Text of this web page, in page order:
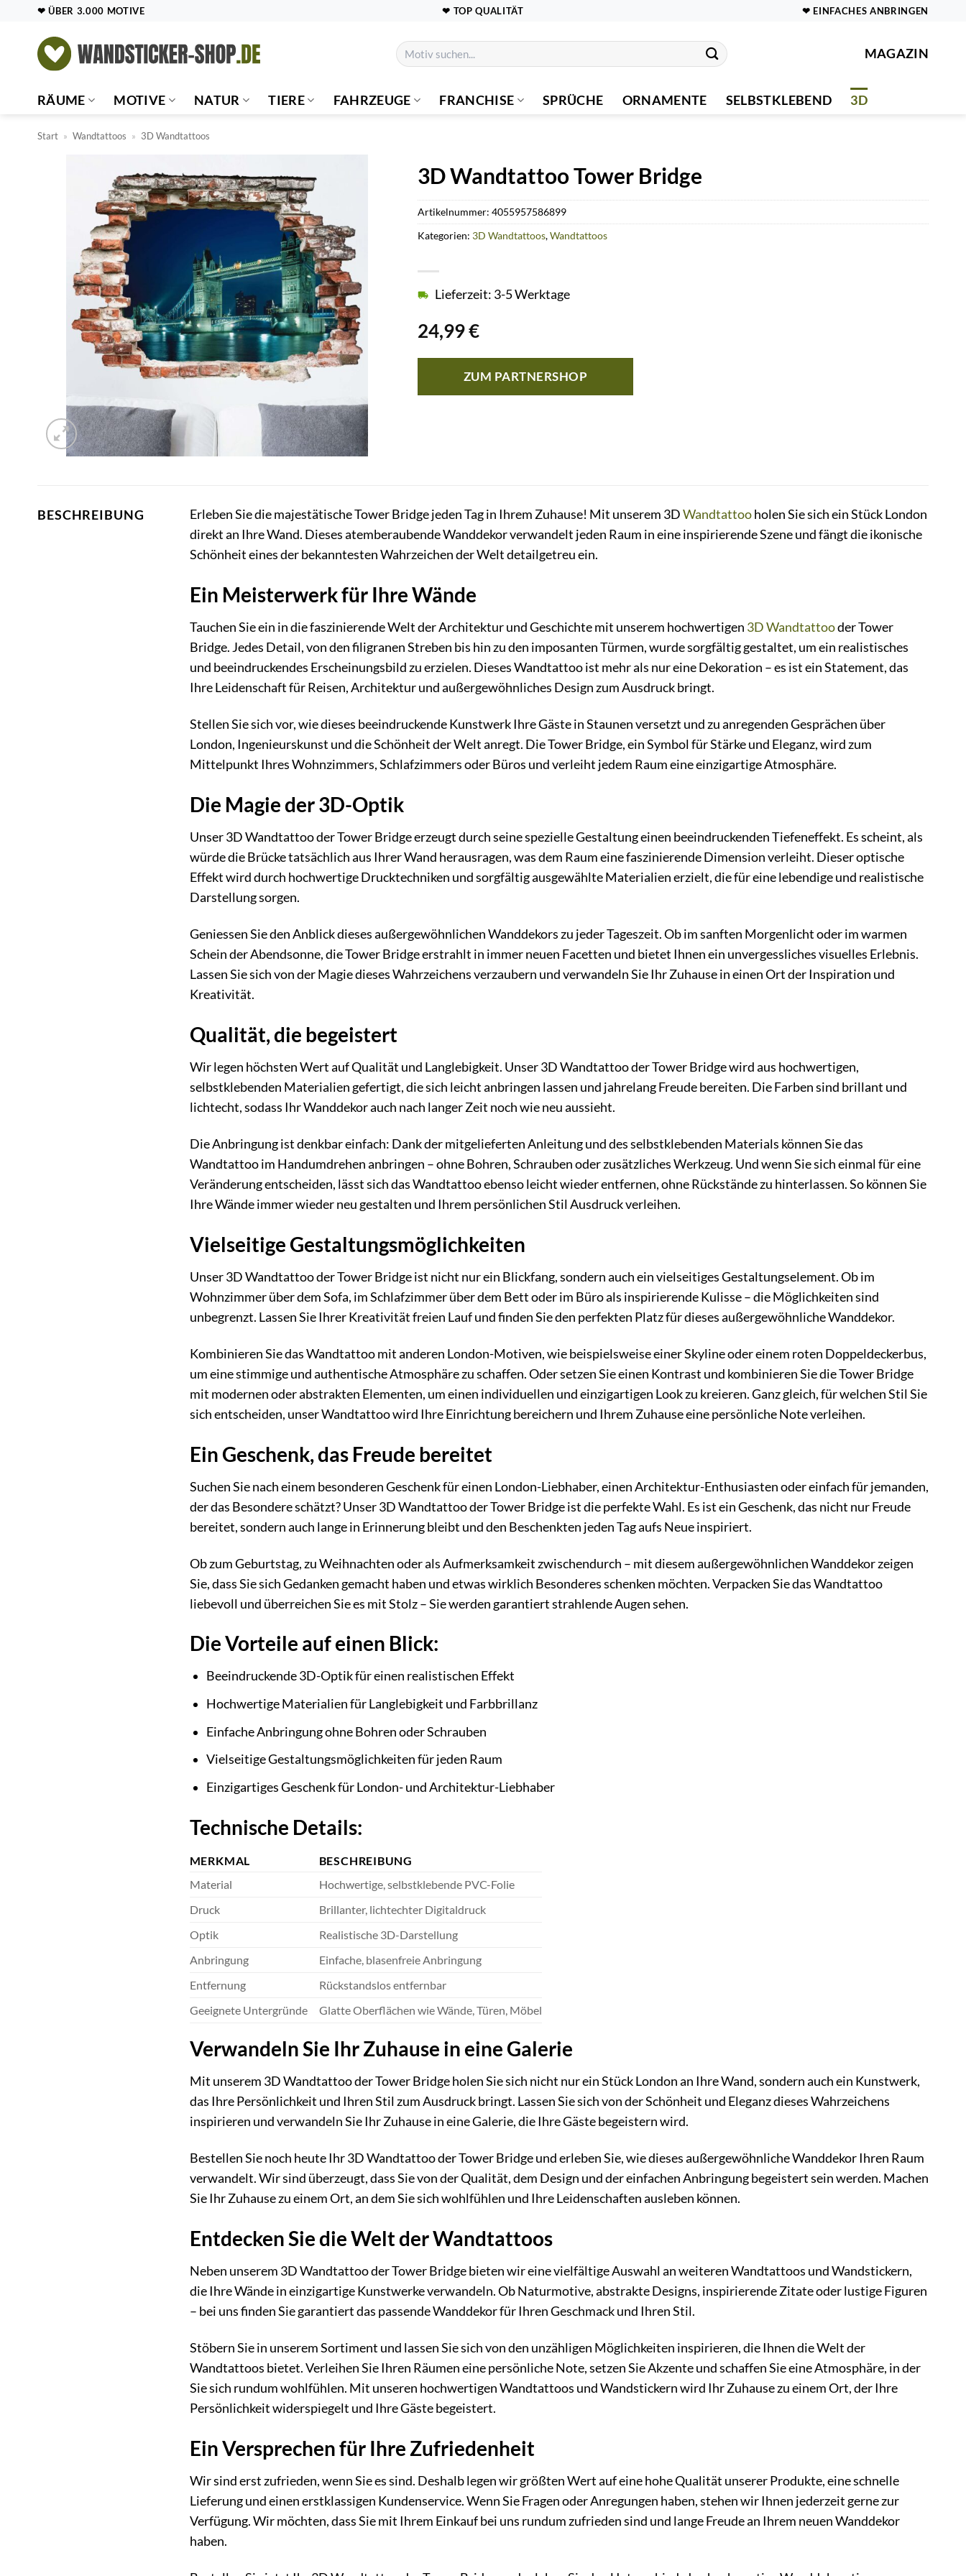
springen
❤ ÜBER 3.000 MOTIVE ❤ TOP QUALITÄT ❤ EINFACHES ANBRINGEN
Suchen
nach:
MAGAZIN
RÄUME MOTIVE NATUR TIERE FAHRZEUGE FRANCHISE SPRÜCHE ORNAMENTE SELBSTKLEBEND 3D
Start » Wandtattoos » 3D Wandtattoos
3D Wandtattoo Tower Bridge
24,99€
Lieferzeit: 3-5 Werktage
ZUM PARTNERSHOP
Artikelnummer:4055957586899
Kategorien: 3D Wandtattoos,Wandtattoos
BESCHREIBUNG Erleben Sie die majestätische Tower Bridge jeden Tag in Ihrem Zuhause! Mit unserem 3DWandtattooholen Sie sich ein Stück London
direkt an Ihre Wand. Dieses atemberaubende Wanddekor verwandelt jeden Raum in eine inspirierende Szene und fängt die ikonische
Schönheit eines der bekanntesten Wahrzeichen der Welt detailgetreu ein.
Ein Meisterwerk für Ihre Wände
Tauchen Sie ein in die faszinierende Welt der Architektur und Geschichte mit unserem hochwertigen 3D Wandtattooder Tower
Bridge. Jedes Detail, von den filigranen Streben bis hin zu den imposanten Türmen, wurde sorgfältig gestaltet, um ein realistisches
und beeindruckendes Erscheinungsbild zu erzielen. Dieses Wandtattoo ist mehr als nur eine Dekoration – es ist ein Statement, das
Ihre Leidenschaft für Reisen, Architektur und außergewöhnliches Design zum Ausdruck bringt.
Stellen Sie sich vor, wie dieses beeindruckende Kunstwerk Ihre Gäste in Staunen versetzt und zu anregenden Gesprächen über
London, Ingenieurskunst und die Schönheit der Welt anregt. Die Tower Bridge, ein Symbol für Stärke und Eleganz, wird zum
Mittelpunkt Ihres Wohnzimmers, Schlafzimmers oder Büros und verleiht jedem Raum eine einzigartige Atmosphäre.
Die Magie der 3D-Optik
Unser 3D Wandtattoo der Tower Bridge erzeugt durch seine spezielle Gestaltung einen beeindruckenden Tiefeneffekt. Es scheint, als
würde die Brücke tatsächlich aus Ihrer Wand herausragen, was dem Raum eine faszinierende Dimension verleiht. Dieser optische
Effekt wird durch hochwertige Drucktechniken und sorgfältig ausgewählte Materialien erzielt, die für eine lebendige und realistische
Darstellung sorgen.
Geniessen Sie den Anblick dieses außergewöhnlichen Wanddekors zu jeder Tageszeit. Ob im sanften Morgenlicht oder im warmen
Schein der Abendsonne, die Tower Bridge erstrahlt in immer neuen Facetten und bietet Ihnen ein unvergessliches visuelles Erlebnis.
Lassen Sie sich von der Magie dieses Wahrzeichens verzaubern und verwandeln Sie Ihr Zuhause in einen Ort der Inspiration und
Kreativität.
Qualität, die begeistert
Wir legen höchsten Wert auf Qualität und Langlebigkeit. Unser 3D Wandtattoo der Tower Bridge wird aus hochwertigen,
selbstklebenden Materialien gefertigt, die sich leicht anbringen lassen und jahrelang Freude bereiten. Die Farben sind brillant und
lichtecht, sodass Ihr Wanddekor auch nach langer Zeit noch wie neu aussieht.
Die Anbringung ist denkbar einfach: Dank der mitgelieferten Anleitung und des selbstklebenden Materials können Sie das
Wandtattoo im Handumdrehen anbringen – ohne Bohren, Schrauben oder zusätzliches Werkzeug. Und wenn Sie sich einmal für eine
Veränderung entscheiden, lässt sich das Wandtattoo ebenso leicht wieder entfernen, ohne Rückstände zu hinterlassen. So können Sie
Ihre Wände immer wieder neu gestalten und Ihrem persönlichen Stil Ausdruck verleihen.
Vielseitige Gestaltungsmöglichkeiten
Unser 3D Wandtattoo der Tower Bridge ist nicht nur ein Blickfang, sondern auch ein vielseitiges Gestaltungselement. Ob im
Wohnzimmer über dem Sofa, im Schlafzimmer über dem Bett oder im Büro als inspirierende Kulisse – die Möglichkeiten sind
unbegrenzt. Lassen Sie Ihrer Kreativität freien Lauf und finden Sie den perfekten Platz für dieses außergewöhnliche Wanddekor.
Kombinieren Sie das Wandtattoo mit anderen London-Motiven, wie beispielsweise einer Skyline oder einem roten Doppeldeckerbus,
um eine stimmige und authentische Atmosphäre zu schaffen. Oder setzen Sie einen Kontrast und kombinieren Sie die Tower Bridge
mit modernen oder abstrakten Elementen, um einen individuellen und einzigartigen Look zu kreieren. Ganz gleich, für welchen Stil Sie
sich entscheiden, unser Wandtattoo wird Ihre Einrichtung bereichern und Ihrem Zuhause eine persönliche Note verleihen.
Ein Geschenk, das Freude bereitet
Suchen Sie nach einem besonderen Geschenk für einen London-Liebhaber, einen Architektur-Enthusiasten oder einfach für jemanden,
der das Besondere schätzt? Unser 3D Wandtattoo der Tower Bridge ist die perfekte Wahl. Es ist ein Geschenk, das nicht nur Freude
bereitet, sondern auch lange in Erinnerung bleibt und den Beschenkten jeden Tag aufs Neue inspiriert.
Ob zum Geburtstag, zu Weihnachten oder als Aufmerksamkeit zwischendurch – mit diesem außergewöhnlichen Wanddekor zeigen
Sie, dass Sie sich Gedanken gemacht haben und etwas wirklich Besonderes schenken möchten. Verpacken Sie das Wandtattoo
liebevoll und überreichen Sie es mit Stolz – Sie werden garantiert strahlende Augen sehen.
Die Vorteile auf einen Blick:
Beeindruckende 3D-Optik für einen realistischen Effekt
Hochwertige Materialien für Langlebigkeit und Farbbrillanz
Einfache Anbringung ohne Bohren oder Schrauben
Vielseitige Gestaltungsmöglichkeiten für jeden Raum
Einzigartiges Geschenk für London- und Architektur-Liebhaber
Technische Details:
MERKMAL
BESCHREIBUNG
Material
Hochwertige, selbstklebende PVC-Folie
Druck
Brillanter, lichtechter Digitaldruck
Optik
Realistische 3D-Darstellung
Anbringung
Einfache, blasenfreie Anbringung
Entfernung
Rückstandslos entfernbar
Geeignete Untergründe
Glatte Oberflächen wie Wände, Türen, Möbel
Verwandeln Sie Ihr Zuhause in eine Galerie
Mit unserem 3D Wandtattoo der Tower Bridge holen Sie sich nicht nur ein Stück London an Ihre Wand, sondern auch ein Kunstwerk,
das Ihre Persönlichkeit und Ihren Stil zum Ausdruck bringt. Lassen Sie sich von der Schönheit und Eleganz dieses Wahrzeichens
inspirieren und verwandeln Sie Ihr Zuhause in eine Galerie, die Ihre Gäste begeistern wird.
Bestellen Sie noch heute Ihr 3D Wandtattoo der Tower Bridge und erleben Sie, wie dieses außergewöhnliche Wanddekor Ihren Raum
verwandelt. Wir sind überzeugt, dass Sie von der Qualität, dem Design und der einfachen Anbringung begeistert sein werden. Machen
Sie Ihr Zuhause zu einem Ort, an dem Sie sich wohlfühlen und Ihre Leidenschaften ausleben können.
Entdecken Sie die Welt der Wandtattoos
Neben unserem 3D Wandtattoo der Tower Bridge bieten wir eine vielfältige Auswahl an weiteren Wandtattoos und Wandstickern,
die Ihre Wände in einzigartige Kunstwerke verwandeln. Ob Naturmotive, abstrakte Designs, inspirierende Zitate oder lustige Figuren
– bei uns finden Sie garantiert das passende Wanddekor für Ihren Geschmack und Ihren Stil.
Stöbern Sie in unserem Sortiment und lassen Sie sich von den unzähligen Möglichkeiten inspirieren, die Ihnen die Welt der
Wandtattoos bietet. Verleihen Sie Ihren Räumen eine persönliche Note, setzen Sie Akzente und schaffen Sie eine Atmosphäre, in der
Sie sich rundum wohlfühlen. Mit unseren hochwertigen Wandtattoos und Wandstickern wird Ihr Zuhause zu einem Ort, der Ihre
Persönlichkeit widerspiegelt und Ihre Gäste begeistert.
Ein Versprechen für Ihre Zufriedenheit
Wir sind erst zufrieden, wenn Sie es sind. Deshalb legen wir größten Wert auf eine hohe Qualität unserer Produkte, eine schnelle
Lieferung und einen erstklassigen Kundenservice. Wenn Sie Fragen oder Anregungen haben, stehen wir Ihnen jederzeit gerne zur
Verfügung. Wir möchten, dass Sie mit Ihrem Einkauf bei uns rundum zufrieden sind und lange Freude an Ihrem neuen Wanddekor
haben.